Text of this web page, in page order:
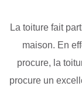
La toiture fait
maison. En
procure, la
procure un